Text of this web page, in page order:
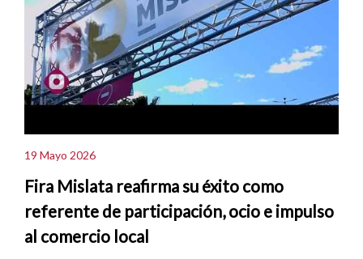
19 Mayo 2026
Fira Mislata reafirma su éxito como
referente de participación, ocio e impulso
al comercio local